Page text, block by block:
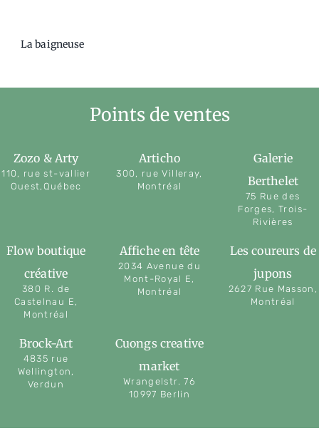
La baigneuse
Points de ventes
Zozo & Arty
110, rue st-vallier
Ouest,Québec
Articho
300, rue Villeray,
Montréal
Galerie
Berthelet
75 Rue des
Forges, Trois-
Rivières
Flow boutique
créative
380 R. de
Castelnau E,
Montréal
Affiche en tête
2034 Avenue du
Mont-Royal E,
Montréal
Les coureurs de
jupons
2627 Rue Masson,
Montréal
Brock-Art
4835 rue
Wellington,
Verdun
Cuongs creative
market
Wrangelstr. 76
10997 Berlin